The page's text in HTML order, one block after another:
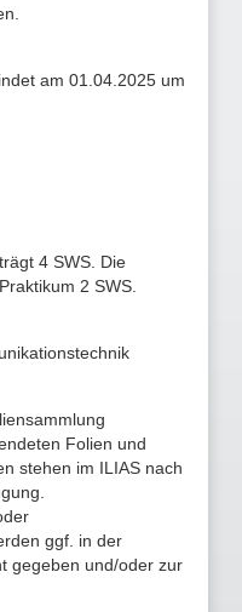
am 01.04.2025 um
4 SWS. Die
2 SWS.
Folien und
stehen im ILIAS nach
ggf. in der
gegeben und/oder zur